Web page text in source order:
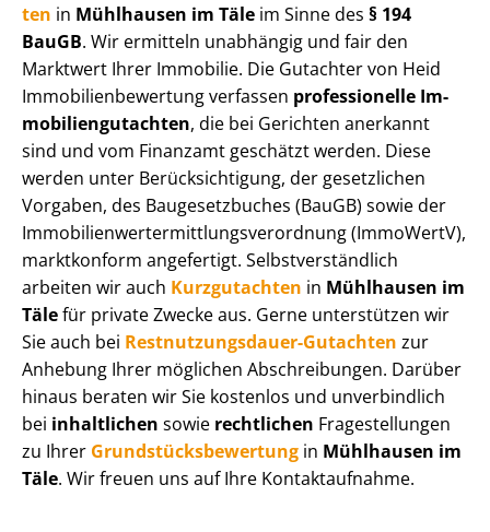
ten in Mühlhausen im Täle im Sinne des § 194
BauGB. Wir ermitteln unabhängig und fair den
Marktwert Ihrer Immobilie. Die Gutachter von Heid
Im­mo­bi­li­en­be­wer­tung verfassen professionelle Im­
mo­bi­li­en­gut­ach­ten, die bei Gerichten anerkannt
sind und vom Finanzamt geschätzt werden. Diese
werden unter Be­rück­sich­ti­gung, der gesetzlichen
Vorgaben, des Baugesetzbuches (BauGB) sowie der
Im­mo­bi­li­en­wert­ermitt­lungs­ver­ord­nung (ImmoWertV),
marktkonform angefertigt. Selbst­ver­ständ­lich
arbeiten wir auch Kurzgutachten in Mühlhausen im
Tälefür private Zwecke aus. Gerne unterstützen wir
Sie auch bei Rest­nut­zungs­dau­er-Gutachten zur
Anhebung Ihrer möglichen Abschreibungen. Darüber
hinaus beraten wir Sie kostenlos und unverbindlich
bei inhaltlichen sowie rechtlichen Fragestellungen
zu Ihrer Grund­stücks­be­wer­tung in Mühlhausen im
Täle. Wir freuen uns auf Ihre Kontaktaufnahme.